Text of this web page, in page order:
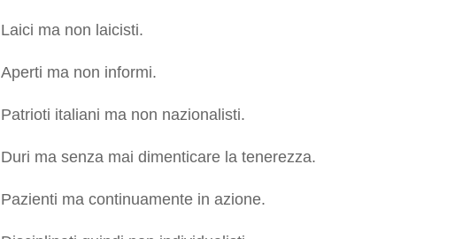
Laici ma non laicisti.
Aperti ma non informi.
Patrioti italiani ma non nazionalisti.
Duri ma senza mai dimenticare la tenerezza.
Pazienti ma continuamente in azione.